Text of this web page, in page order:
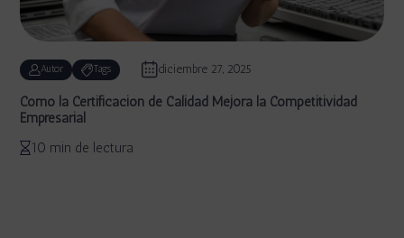
Autor Tags diciembre 27, 2025
Cómo la Certificación de Calidad Mejora la Competitividad
Empresarial
10 min de lectura